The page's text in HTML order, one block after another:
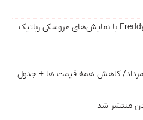
رستوران واقعی Freddy Fazbear’s Pizza با نمایش‌های عروسکی رباتیک
منتشر شد